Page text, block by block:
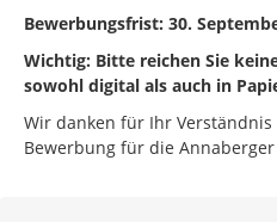
Bewerbungsfrist: 30.
Wichtig: Bitte reichen Sie
sowohl digital als auch in
Wir danken für Ihr
Bewerbung für die Annaberger